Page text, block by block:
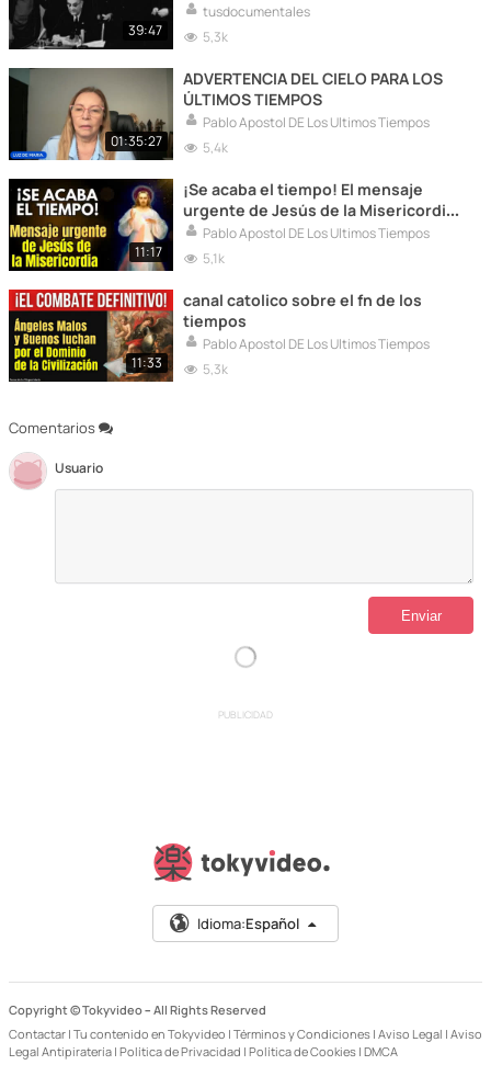
Comentarios
Usuario
39:47
tusdocumentales
5,3k
01:35:27
ADVERTENCIA DEL CIELO PARA LOS
ÚLTIMOS TIEMPOS
Pablo Apostol DE Los Ultimos Tiempos
5,4k
11:17
¡Se acaba el tiempo! El mensaje
urgente de Jesús de la Misericordia
para el Final de los Tiempos
Pablo Apostol DE Los Ultimos Tiempos
5,1k
11:33
canal catolico sobre el fn de los
tiempos
Pablo Apostol DE Los Ultimos Tiempos
5,3k
PUBLICIDAD
Idioma:Español
Copyright © Tokyvideo – All Rights Reserved
Contactar | Tu contenido en Tokyvideo | Términos y Condiciones | Aviso Legal | Aviso
Legal Antipiratería | Política de Privacidad | Política de Cookies | DMCA